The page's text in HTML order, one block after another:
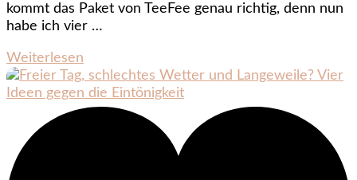
kommt das Paket von TeeFee genau richtig, denn nun
habe ich vier …
Weiterlesen